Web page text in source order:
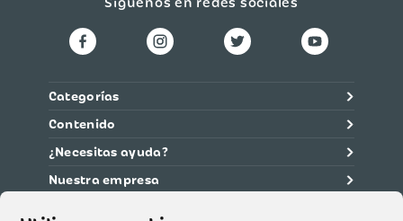
Garantía:3 meses por
defectos de
fabricación
Categorías
Contenido
¿Necesitas ayuda?
Nuestra empresa